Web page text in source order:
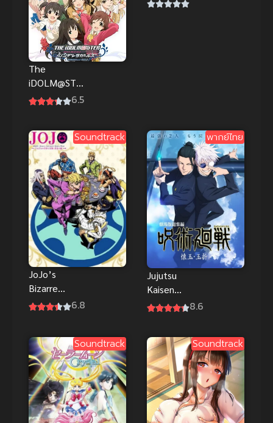
The
iDOLM@STE
R Cinderella
นเดอเรลลา
เกิร์ลส์
6.5
Soundtrack
JoJo’s
Bizarre
Adventure
ศตวรรษ
สายลมทองคำ
6.8
พากย์ไทย
Jujutsu
Kaisen
Kaigyoku/Gyo
พากย์ไทย
8.6
Soundtrack Soundtrack